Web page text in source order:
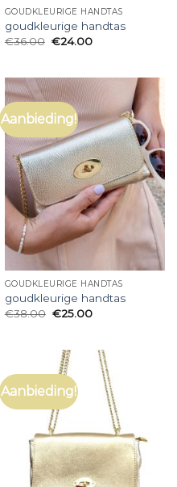
GOUDKLEURIGE HANDTAS
goudkleurige handtas
€36.00 €24.00
Aanbieding!
GOUDKLEURIGE HANDTAS
goudkleurige handtas
€38.00 €25.00
Aanbieding!